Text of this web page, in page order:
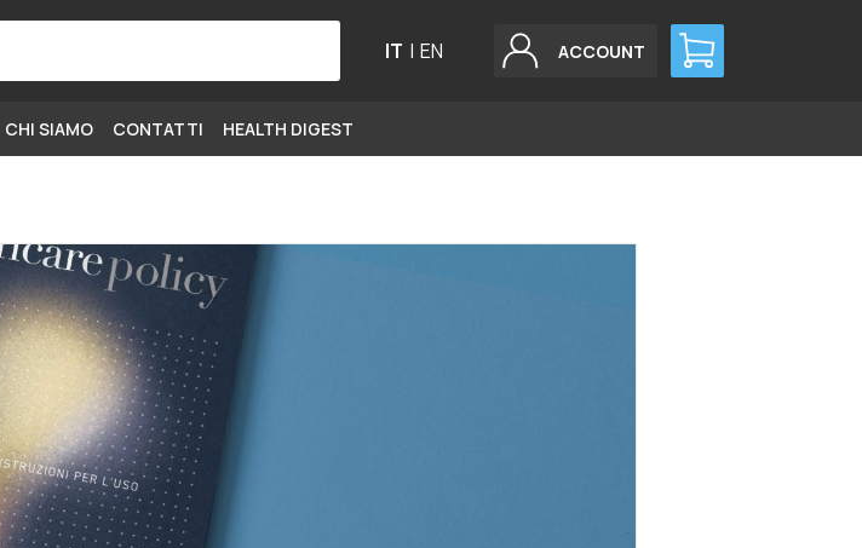
IT | EN ACCOUNT
CHI SIAMO CONTATTI HEALTH DIGEST